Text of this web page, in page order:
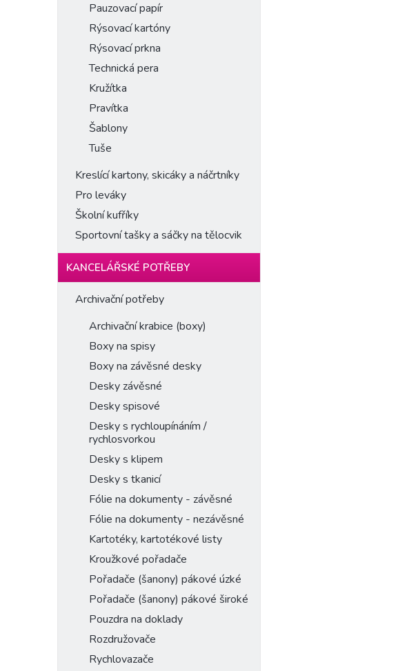
Pauzovací papír
Rýsovací kartóny
Rýsovací prkna
Technická pera
Kružítka
Pravítka
Šablony
Tuše
Kreslící kartony, skicáky a náčrtníky
Pro leváky
Školní kufříky
Sportovní tašky a sáčky na tělocvik
KANCELÁŘSKÉ POTŘEBY
Archivační potřeby
Archivační krabice (boxy)
Boxy na spisy
Boxy na závěsné desky
Desky závěsné
Desky spisové
Desky s rychloupínáním /
rychlosvorkou
Desky s klipem
Desky s tkanicí
Fólie na dokumenty - závěsné
Fólie na dokumenty - nezávěsné
Kartotéky, kartotékové listy
Kroužkové pořadače
Pořadače (šanony) pákové úzké
Pořadače (šanony) pákové široké
Pouzdra na doklady
Rozdružovače
Rychlovazače